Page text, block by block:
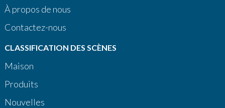
À propos de nous
Contactez-nous
CLASSIFICATION DES SCÈNES
Maison
Produits
Nouvelles